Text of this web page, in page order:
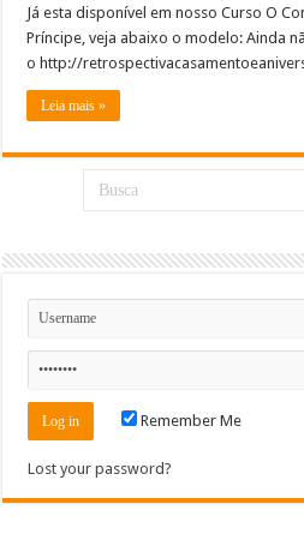
Já esta disponível em nosso Curso O
Príncipe, veja abaixo o modelo: Ainda
o http://
Leia mais »
Remember Me
Lost your password?